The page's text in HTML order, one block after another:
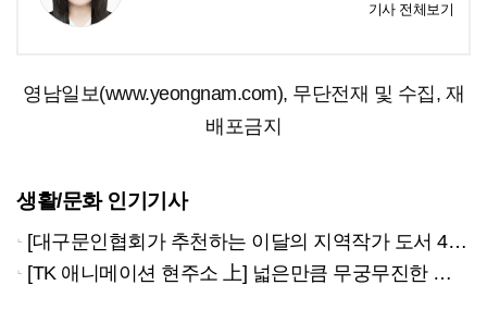
기사 전체보기
영남일보(www.yeongnam.com), 무단전재 및 수집, 재
배포금지
생활/문화 인기기사
[대구문인협회가 추천하는 이달의 지역작가 도서 4권]
[TK 애니메이션 현주소 上] 넓은만큼 무궁무진한 이야기…경북은 ‘스토리 IP’의 원천